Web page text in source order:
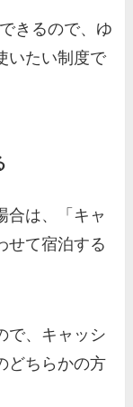
きるので、ゆ
いたい制度で
合は、「キャ
せて宿泊する
で、キャッシ
どちらかの方